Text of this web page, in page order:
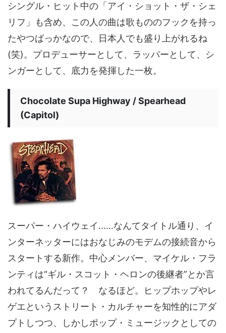
シングル・ヒット中の「アイ・ショット・ザ・シェ
リフ」も含め、この人の曲は歌もののフックを持っ
たやつばっかなので、日本人でも盛り上がれるね
(笑)。プロデューサーとして、ラッパーとして、シ
ンガーとして、底力を発揮した一枚。
Chocolate Supa Highway / Spearhead
(Capitol)
スーパー・ハイウェイ……なんてタイトル通り、イ
ンターネッターにはおなじみのモデムの接続音から
スタートする新作。中心メンバー、マイケル・フラ
ンティは“ギル・スコット・ヘロンの後継者”とか言
われてるんだって？ なるほど。ヒップホップやレ
ゲエというストリート・カルチャーを知性的にアダ
プトしつつ、しかしポップ・ミュージックとしての